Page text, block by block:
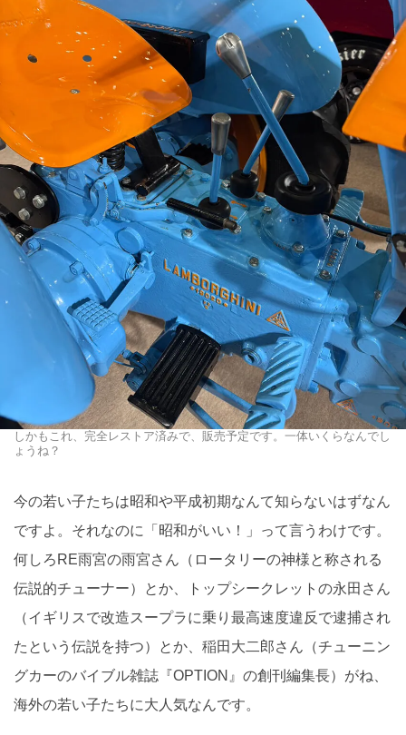
しかもこれ、完全レストア済みで、販売予定です。一体いくらなんでし
ょうね？
今の若い子たちは昭和や平成初期なんて知らないはずなん
ですよ。それなのに「昭和がいい！」って言うわけです。
何しろRE雨宮の雨宮さん（ロータリーの神様と称される
伝説的チューナー）とか、トップシークレットの永田さん
（イギリスで改造スープラに乗り最高速度違反で逮捕され
たという伝説を持つ）とか、稲田大二郎さん（チューニン
グカーのバイブル雑誌『OPTION』の創刊編集長）がね、
海外の若い子たちに大人気なんです。